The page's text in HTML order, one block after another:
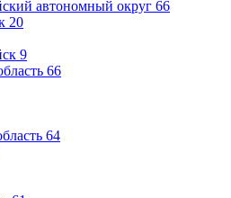
автономный округ 66
20
9
66
64